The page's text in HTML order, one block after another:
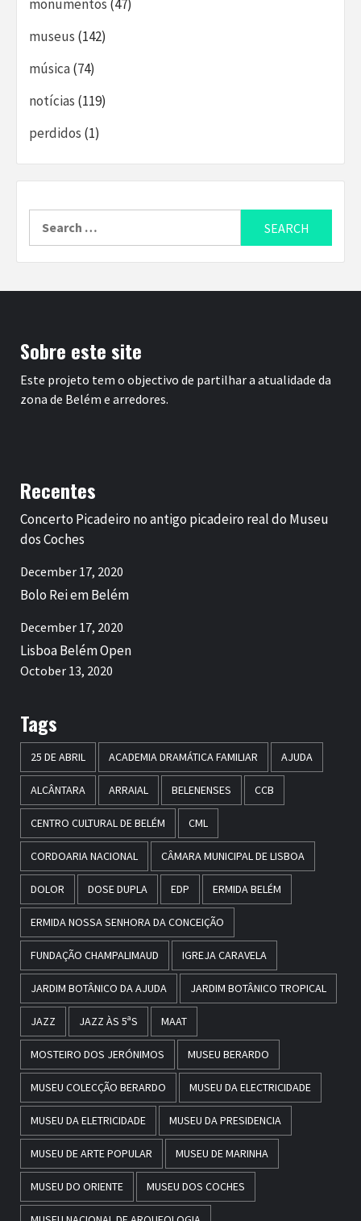
monumentos (47)
museus (142)
música(74)
notícias (119)
perdidos (1)
Sobre este site
Este projeto tem o objectivo de partilhar a atualidade da
zona de Belém e arredores.
Recentes
Concerto Picadeiro no antigo picadeiro real do Museu
dos Coches
December 17, 2020
Bolo Rei em Belém
December 17, 2020
Lisboa Belém Open
October 13, 2020
Tags
25 DE ABRIL ACADEMIA DRAMÁTICA FAMILIAR AJUDA
ALCÂNTARA ARRAIAL BELENENSES CCB
CENTRO CULTURAL DE BELÉM CML
CORDOARIA NACIONAL CÂMARA MUNICIPAL DE LISBOA
DOLOR DOSE DUPLA EDP ERMIDA BELÉM
ERMIDA NOSSA SENHORA DA CONCEIÇÃO
FUNDAÇÃO CHAMPALIMAUD IGREJA CARAVELA
JARDIM BOTÂNICO DA AJUDA JARDIM BOTÂNICO TROPICAL
JAZZ JAZZ ÀS 5ªS MAAT
MOSTEIRO DOS JERÓNIMOS MUSEU BERARDO
MUSEU COLECÇÃO BERARDO MUSEU DA ELECTRICIDADE
MUSEU DA ELETRICIDADE MUSEU DA PRESIDENCIA
MUSEU DE ARTE POPULAR MUSEU DE MARINHA
MUSEU DO ORIENTE MUSEU DOS COCHES